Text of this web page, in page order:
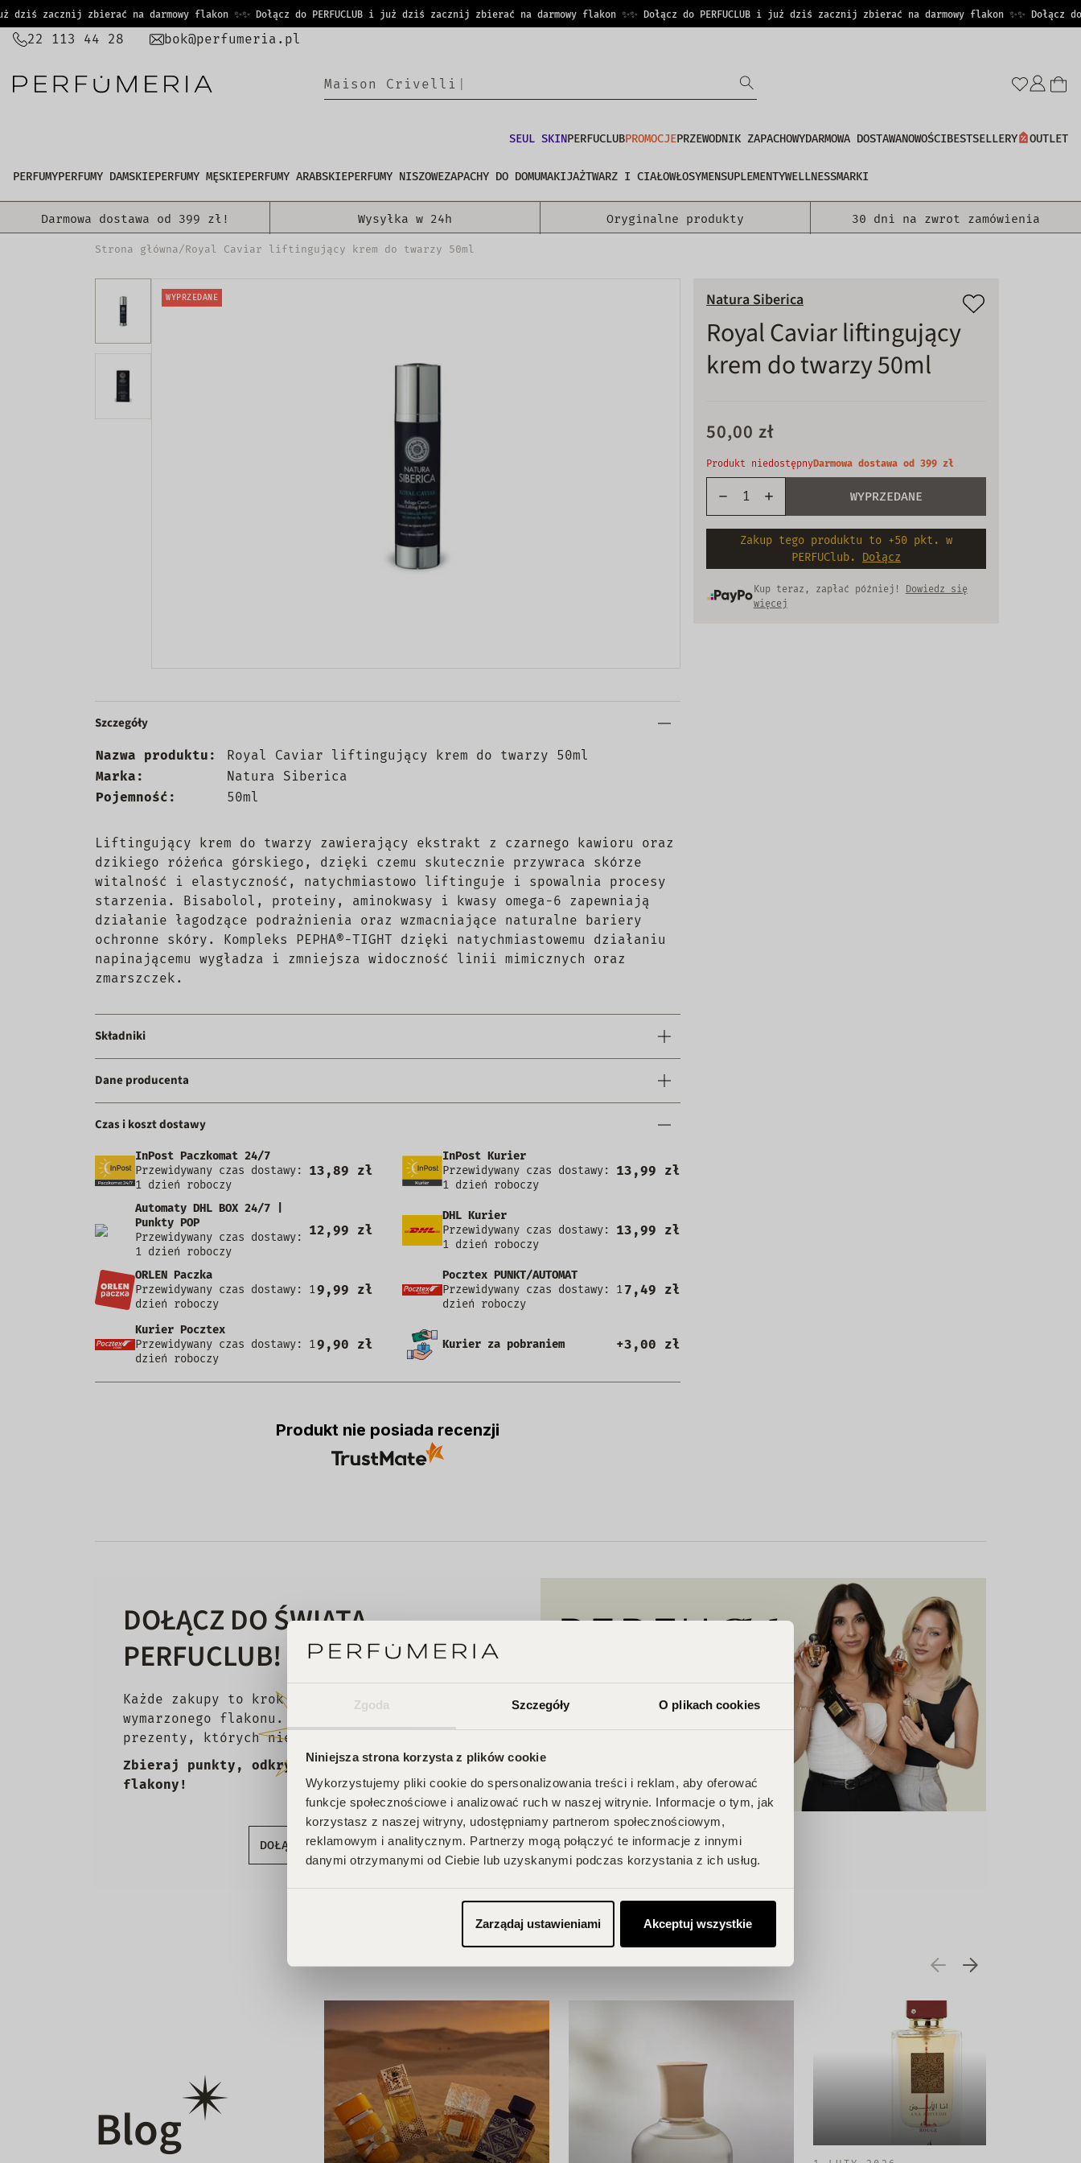
Zgoda Szczegóły O plikach cookies
Niniejsza strona korzysta z plików cookie
Wykorzystujemy pliki cookie do spersonalizowania treści i reklam, aby oferować
funkcje społecznościowe i analizować ruch w naszej witrynie. Informacje o tym, jak
korzystasz z naszej witryny, udostępniamy partnerom społecznościowym,
reklamowym i analitycznym. Partnerzy mogą połączyć te informacje z innymi
danymi otrzymanymi od Ciebie lub uzyskanymi podczas korzystania z ich usług.
Zarządaj ustawieniami Akceptuj wszystkie
PRZEJDŹ
TREŚCI
dziś zacznij zbierać na darmowy flakon ✨✨ Dołącz do PERFUCLUB i już dziś zacznij zbierać na darmowy flakon ✨✨ Dołącz do PERFUCLUB i już dziś zacznij zbierać na darmowy flakon ✨✨ Dołącz do
22 113 44 28 bok@perfumeria.pl
Ma is on Cr ivel l i
SEUL SKINPERFUCLUBPROMOCJEPRZEWODNIK ZAPACHOWYDARMOWA DOSTAWANOWOŚCIBESTSELLERY OUTLET
PERFUMYPERFUMY DAMSKIEPERFUMY MĘSKIEPERFUMY ARABSKIEPERFUMY NISZOWEZAPACHY DO DOMUMAKIJAŻTWARZ I CIAŁOWŁOSYMENSUPLEMENTYWELLNESSMARKI
Darmowa dostawa od 399 zł! Wysyłka w 24h Oryginalne produkty 30 dni na zwrot zamówienia
Strona główna/Royal Caviar liftingujący krem do twarzy 50ml
WYPRZEDANE Natura Siberica
Royal Caviar liftingujący
krem do twarzy 50ml
50,00 zł
Produkt niedostępnyDarmowa dostawa od 399 zł
WYPRZEDANE
Zakup tego produktu to +50 pkt. w
PERFUClub. Dołącz
Kup teraz, zapłać później!
Dowiedz się
więcej
Szczegóły
Nazwa produktu:
Royal Caviar liftingujący krem do twarzy 50ml
Marka:
Natura Siberica
Pojemność:
50ml
Liftingujący krem do twarzy zawierający ekstrakt z czarnego kawioru oraz
dzikiego różeńca górskiego, dzięki czemu skutecznie przywraca skórze
witalność i elastyczność, natychmiastowo liftinguje i spowalnia procesy
starzenia. Bisabolol, proteiny, aminokwasy i kwasy omega-6 zapewniają
działanie łagodzące podrażnienia oraz wzmacniające naturalne bariery
ochronne skóry. Kompleks PEPHA®-TIGHT dzięki natychmiastowemu działaniu
napinającemu wygładza i zmniejsza widoczność linii mimicznych oraz
zmarszczek.
Składniki
Dane producenta
Czas i koszt dostawy
InPost Paczkomat 24/7
Przewidywany czas dostawy:
1 dzień roboczy
13,89 zł
InPost Kurier
Przewidywany czas dostawy:
1 dzień roboczy
13,99 zł
Automaty DHL BOX 24/7 |
Punkty POP
Przewidywany czas dostawy:
1 dzień roboczy
12,99 zł
DHL Kurier
Przewidywany czas dostawy:
1 dzień roboczy
13,99 zł
ORLEN Paczka
Przewidywany czas dostawy: 1
dzień roboczy
9,99 zł
Pocztex PUNKT/AUTOMAT
Przewidywany czas dostawy: 1
dzień roboczy
7,49 zł
Kurier Pocztex
Przewidywany czas dostawy: 1
dzień roboczy
9,90 zł Kurier za pobraniem +3,00 zł
Produkt nie posiada recenzji
DOŁĄCZ DO ŚWIATA
PERFUCLUB!
Każde zakupy to krok w stronę Twojego
wymarzonego flakonu. Czekają na Ciebie zniżki i
prezenty, których nie chcesz przegapić!
Zbieraj punkty, odkrywaj emocje, odbieraj
flakony!
DOŁĄCZ DO KLUBU!
Blog